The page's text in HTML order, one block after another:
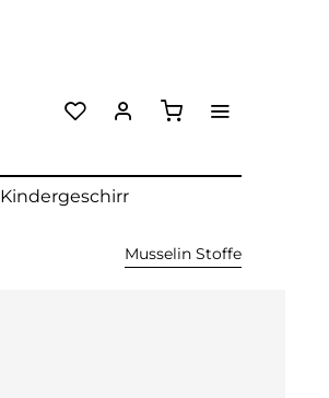
Kindergeschirr
Musselin Stoffe